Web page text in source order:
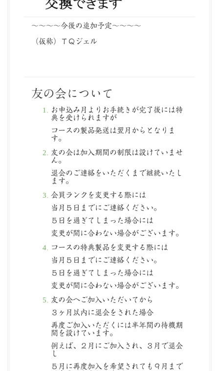
～～～～今後の追加予定～～～～
（仮称）ＴＱジェル
友の会について
お申込み月よりお手続きが完了後には特
典を受けられますが
コースの製品発送は翌月からとなりま
す。
友の会は加入期間の制限は設けていませ
ん。
退会のご連絡をいただくまで継続いたし
ます。
会員ランクを変更する際には
当月５日までにご連絡ください。
５日を過ぎてしまった場合には
変更が間に合わない場合がございます。
コースの特典製品を変更する際には
当月５日までにご連絡ください。
５日を過ぎてしまった場合には
変更が間に合わない場合がございます。
友の会へご加入いただいてから
３ヶ月以内に退会をされた場合
再度ご加入いただくには半年間の待機期
間を設けています。
例えば、２月にご加入され、３月で退会
し
５月に再度加入を希望されても９月まで